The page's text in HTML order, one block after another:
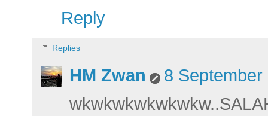
Reply
Replies
HM Zwan
8 September